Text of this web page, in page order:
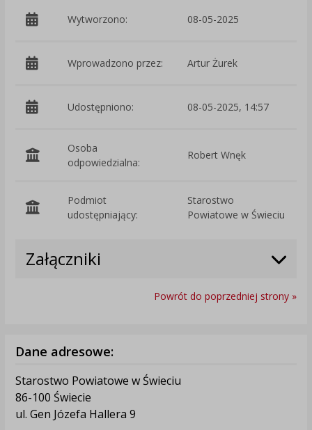
Wytworzono: 08-05-2025
Wprowadzono przez: Artur Żurek
Udostępniono: 08-05-2025, 14:57
Osoba
odpowiedzialna:
Robert Wnęk
Podmiot
udostępniający:
Starostwo
Powiatowe w Świeciu
Załączniki
Powrót do poprzedniej strony »
Dane adresowe:
Starostwo Powiatowe w Świeciu
86-100 Świecie
ul. Gen Józefa Hallera 9